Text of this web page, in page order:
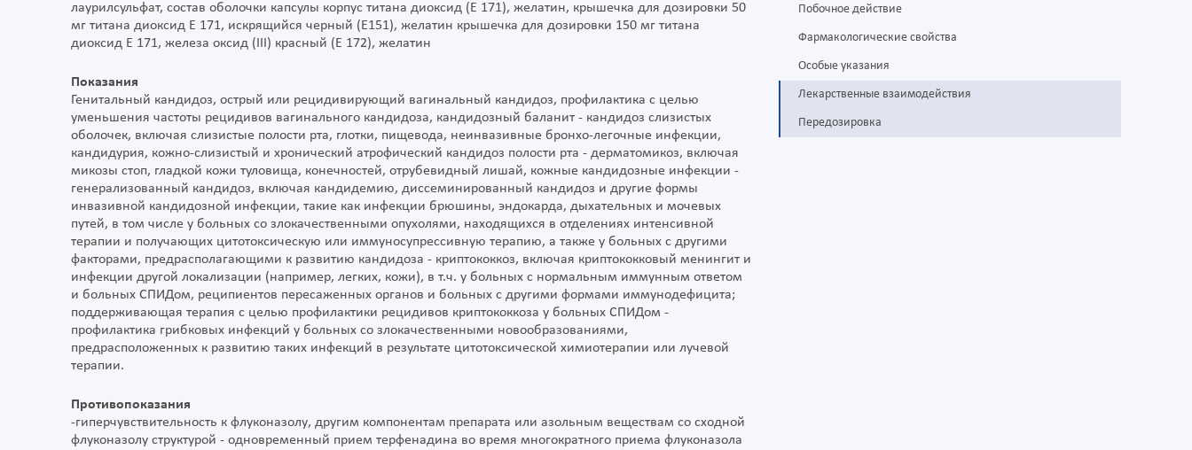
лаурилсульфат, состав оболочки капсулы корпус титана диоксид (Е 171), желатин, крышечка для дозировки 50
мг титана диоксид Е 171, искрящийся черный (Е151), желатин крышечка для дозировки 150 мг титана
диоксид Е 171, железа оксид (III) красный (Е 172), желатин
Показания
Генитальный кандидоз, острый или рецидивирующий вагинальный кандидоз, профилактика с целью
уменьшения частоты рецидивов вагинального кандидоза, кандидозный баланит - кандидоз слизистых
оболочек, включая слизистые полости рта, глотки, пищевода, неинвазивные бронхо-легочные инфекции,
кандидурия, кожно-слизистый и хронический атрофический кандидоз полости рта - дерматомикоз, включая
микозы стоп, гладкой кожи туловища, конечностей, отрубевидный лишай, кожные кандидозные инфекции -
генерализованный кандидоз, включая кандидемию, диссеминированный кандидоз и другие формы
инвазивной кандидозной инфекции, такие как инфекции брюшины, эндокарда, дыхательных и мочевых
путей, в том числе у больных со злокачественными опухолями, находящихся в отделениях интенсивной
терапии и получающих цитотоксическую или иммуносупрессивную терапию, а также у больных с другими
факторами, предрасполагающими к развитию кандидоза - криптококкоз, включая криптококковый менингит и
инфекции другой локализации (например, легких, кожи), в т.ч. у больных с нормальным иммунным ответом
и больных СПИДом, реципиентов пересаженных органов и больных с другими формами иммунодефицита;
поддерживающая терапия с целью профилактики рецидивов криптококкоза у больных СПИДом -
профилактика грибковых инфекций у больных со злокачественными новообразованиями,
предрасположенных к развитию таких инфекций в результате цитотоксической химиотерапии или лучевой
терапии.
Противопоказания
-гиперчувствительность к флуконазолу, другим компонентам препарата или азольным веществам со сходной
флуконазолу структурой - одновременный прием терфенадина во время многократного приема флуконазола
Побочное действие
Фармакологические свойства
Особые указания
Лекарственные взаимодействия
Передозировка